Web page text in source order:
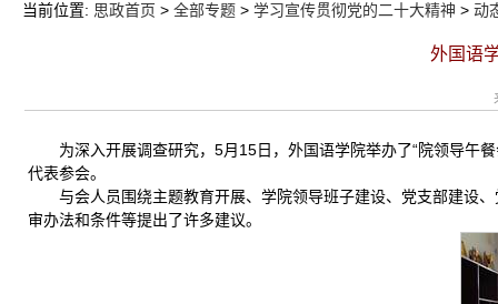
当前位置: 思政首页 > 全部专题 > 学习宣传贯彻党的二十大精神 > 动
外国语
为深入开展调查研究，5月15日，外国语学院举办了“院领导午
代表参会。
与会人员围绕主题教育开展、学院领导班子建设、党支部建设
审办法和条件等提出了许多建议。